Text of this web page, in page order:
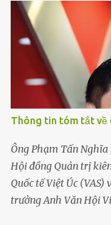
Thông tin tóm tắt về
Ông Phạm Tấn
Hội đồng Quản trị
Quốc tế Việt Úc
trưởng Anh Văn Hội